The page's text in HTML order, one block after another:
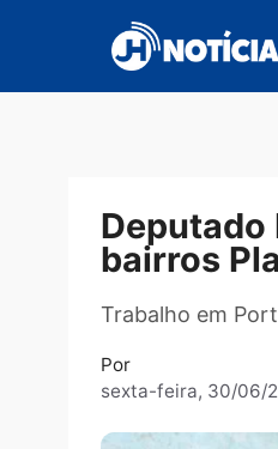
conteúdo
bairros
Trabalho em
Por
sexta-feira, 30/